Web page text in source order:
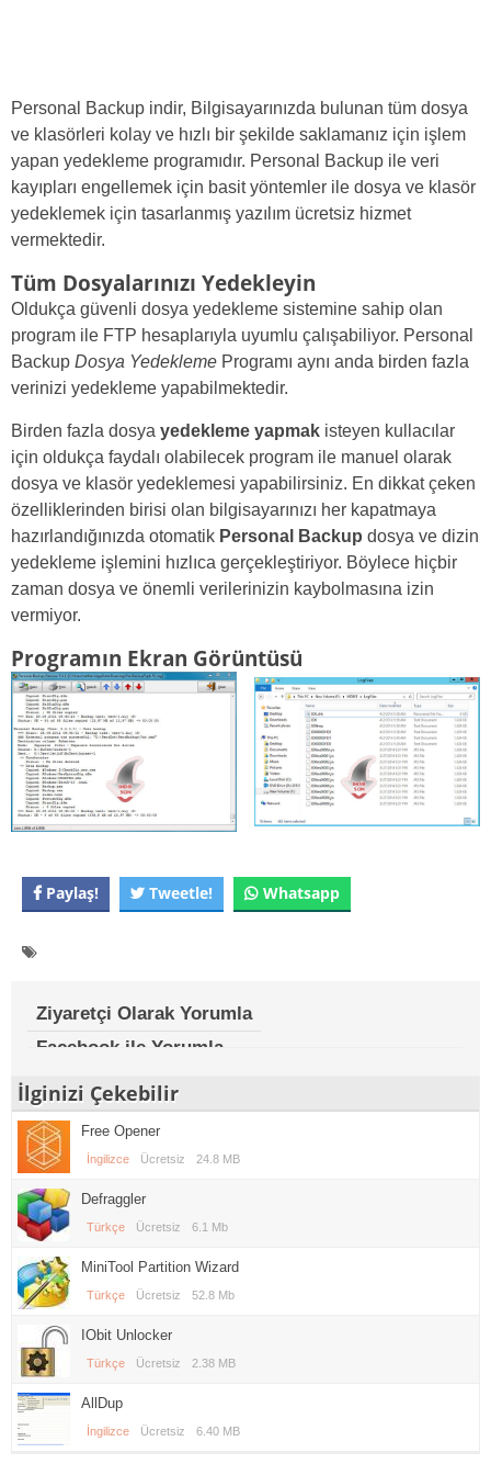
Personal Backup indir, Bilgisayarınızda bulunan tüm dosya
ve klasörleri kolay ve hızlı bir şekilde saklamanız için işlem
yapan yedekleme programıdır. Personal Backup ile veri
kayıpları engellemek için basit yöntemler ile dosya ve klasör
yedeklemek için tasarlanmış yazılım ücretsiz hizmet
vermektedir.
Tüm Dosyalarınızı Yedekleyin
Oldukça güvenli dosya yedekleme sistemine sahip olan
program ile FTP hesaplarıyla uyumlu çalışabiliyor. Personal
Backup Dosya Yedekleme Programı aynı anda birden fazla
verinizi yedekleme yapabilmektedir.
Birden fazla dosya yedekleme yapmak isteyen kullacılar
için oldukça faydalı olabilecek program ile manuel olarak
dosya ve klasör yedeklemesi yapabilirsiniz. En dikkat çeken
özelliklerinden birisi olan bilgisayarınızı her kapatmaya
hazırlandığınızda otomatik Personal Backup dosya ve dizin
yedekleme işlemini hızlıca gerçekleştiriyor. Böylece hiçbir
zaman dosya ve önemli verilerinizin kaybolmasına izin
vermiyor.
Programın Ekran Görüntüsü
Paylaş! Tweetle! Whatsapp
Ziyaretçi Olarak Yorumla
Facebook ile Yorumla
İlginizi Çekebilir
Free Opener
İngilizce Ücretsiz 24.8 MB
Defraggler
Türkçe Ücretsiz 6.1 Mb
MiniTool Partition Wizard
Türkçe Ücretsiz 52.8 Mb
IObit Unlocker
Türkçe Ücretsiz 2.38 MB
AllDup
İngilizce Ücretsiz 6.40 MB